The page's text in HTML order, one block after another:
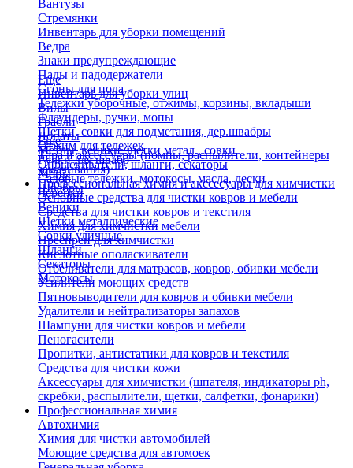
Вантузы
Стремянки
Инвентарь для уборки помещений
Ведра
Знаки предупреждающие
Пады и падодержатели
Сгоны для пола
Тележки уборочные, отжимы, корзины, вкладыши
Флаундеры, ручки, мопы
Щетки, совки для подметания, дер.швабры
Отжим для тележек
Ручки для швабр
Мопы
Швабры
Еще
Инвентарь для уборки улиц
Вилы
Грабли
Лопаты
Метлы, веники, щетки метал., совки
Опрыскиватели, шланги, секаторы
Садовые тележки, мотокосы, масла, лески
Черенки
Веники
Щетки металлические
Совки уличные
Шланги
Секаторы
Мотокосы
Еще
Тара и аксессуары (помпы, распылители, контейнеры
замачивания)
Профессиональная химия и акссесуары для химчистки
Основные средства для чистки ковров и мебели
Средства для чистки ковров и текстиля
Химия для химчистки мебели
Преспреи для химчистки
Кислотные ополаскиватели
Отбеливатели для матрасов, ковров, обивки мебели
Усилители моющих средств
Пятновыводители для ковров и обивки мебели
Удалители и нейтрализаторы запахов
Шампуни для чистки ковров и мебели
Пеногасители
Пропитки, антистатики для ковров и текстиля
Средства для чистки кожи
Аксессуары для химчистки (шпателя, индикаторы ph,
скребки, распылители, щетки, салфетки, фонарики)
Профессиональная химия
Автохимия
Химия для чистки автомобилей
Моющие средства для автомоек